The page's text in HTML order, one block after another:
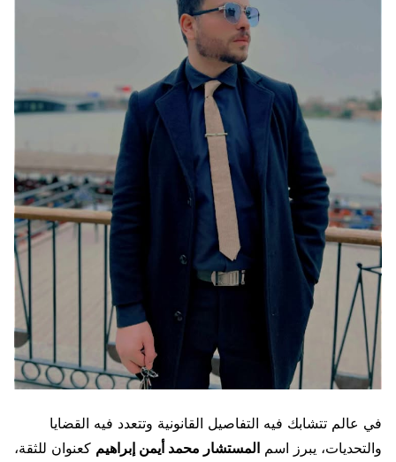
في عالم تتشابك فيه التفاصيل القانونية وتتعدد فيه القضايا
والتحديات، يبرز اسم المستشار محمد أيمن إبراهيم كعنوان للثقة،